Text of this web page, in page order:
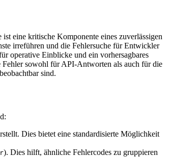
eine kritische Komponente eines zuverlässigen
irreführen und die Fehlersuche für Entwickler
operative Einblicke und ein vorhersagbares
Fehler sowohl für API-Antworten als auch für die
sind.
Dies bietet eine standardisierte Möglichkeit
). Dies hilft, ähnliche Fehlercodes zu gruppieren